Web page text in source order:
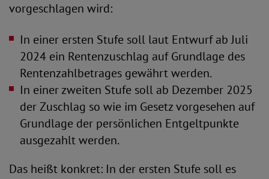
vorgeschlagen wird:
In einer ersten Stufe soll laut Entwurf ab Juli
2024 ein Rentenzuschlag auf Grundlage des
Rentenzahlbetrages gewährt werden.
In einer zweiten Stufe soll ab Dezember 2025
der Zuschlag so wie im Gesetz vorgesehen auf
Grundlage der persönlichen Entgeltpunkte
ausgezahlt werden.
Das heißt konkret: In der ersten Stufe soll es